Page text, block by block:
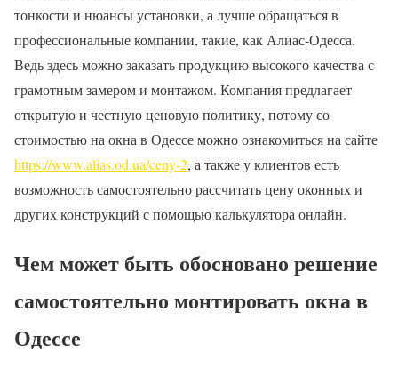
тонкости и нюансы установки, а лучше обращаться в
профессиональные компании, такие, как Алиас-Одесса.
Ведь здесь можно заказать продукцию высокого качества с
грамотным замером и монтажом. Компания предлагает
открытую и честную ценовую политику, потому со
стоимостью на окна в Одессе можно ознакомиться на сайте
https://www.alias.od.ua/ceny-2, а также у клиентов есть
возможность самостоятельно рассчитать цену оконных и
других конструкций с помощью калькулятора онлайн.
Чем может быть обосновано решение
самостоятельно монтировать окна в
Одессе